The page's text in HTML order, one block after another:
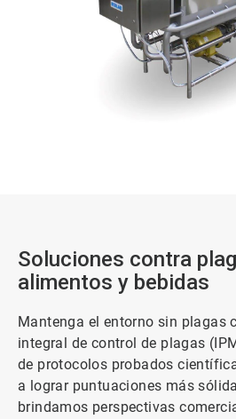
Soluciones contra
alimentos y bebidas
Mantenga el entorno sin plagas
integral de control de plagas
de protocolos probados
a lograr puntuaciones más
brindamos perspectivas